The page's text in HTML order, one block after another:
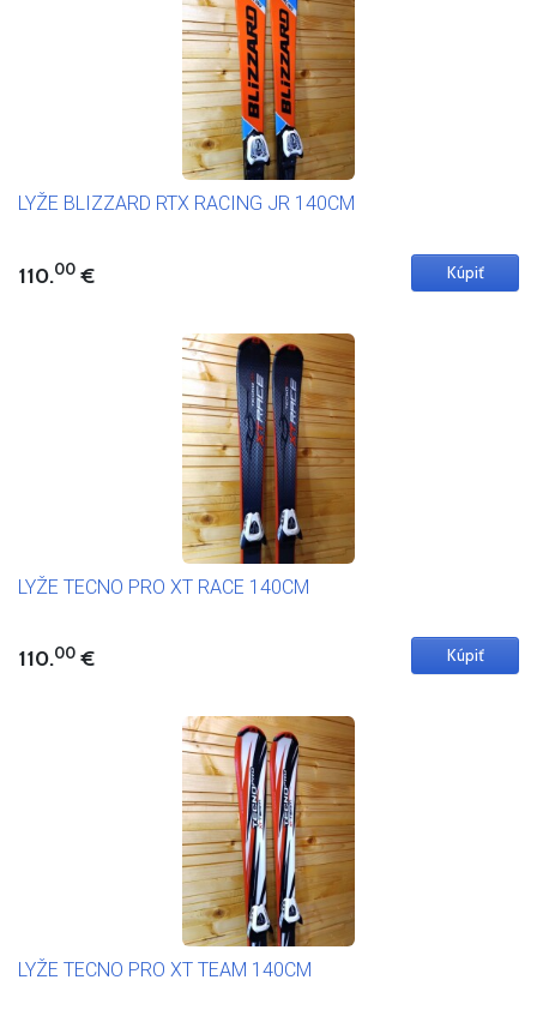
LYŽE BLIZZARD RTX RACING JR 140CM
110.00 €
LYŽE TECNO PRO XT RACE 140CM
110.00 €
LYŽE TECNO PRO XT TEAM 140CM